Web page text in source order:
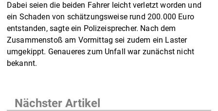
Dabei seien die beiden Fahrer leicht verletzt worden und
ein Schaden von schätzungsweise rund 200.000 Euro
entstanden, sagte ein Polizeisprecher. Nach dem
Zusammenstoß am Vormittag sei zudem ein Laster
umgekippt. Genaueres zum Unfall war zunächst nicht
bekannt.
Nächster Artikel